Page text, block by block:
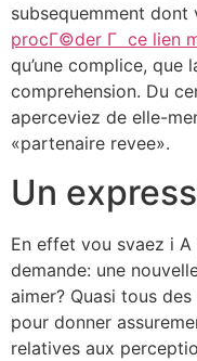
subsequemment dont
procГ©der Г ce lien
qu’une complice, que
comprehension. Du
aperceviez de elle-
«partenaire revee».
Un
En effet vou svaez i
demande: une
aimer? Quasi tous
pour donner
relatives aux